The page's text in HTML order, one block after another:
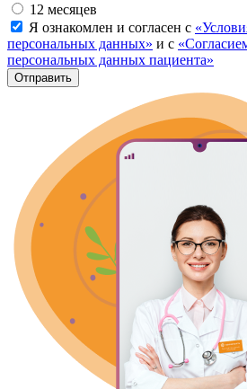
12 месяцев
Я ознакомлен и согласен с
персональных данных» и с
персональных данных пациента»
Отправить